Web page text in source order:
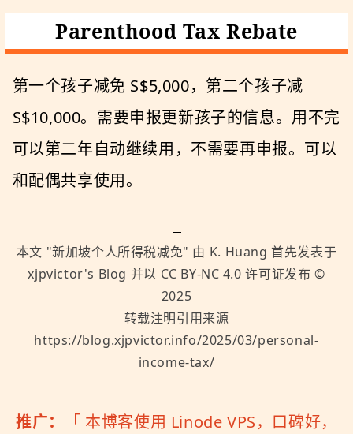
Parenthood Tax Rebate
第一个孩子减免 S$5,000，第二个孩子减
S$10,000。需要申报更新孩子的信息。用不完
可以第二年自动继续用，不需要再申报。可以
和配偶共享使用。
本文 "新加坡个人所得税减免" 由 K. Huang 首先发表于
xjpvictor's Blog 并以 CC BY-NC 4.0 许可证发布 ©
2025
转载注明引用来源
https://blog.xjpvictor.info/2025/03/personal-
income-tax/
推广： 「 本博客使用 Linode VPS，口碑好，